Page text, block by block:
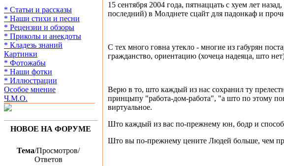
* Статьи и рассказы
* Наши стихи и песни
* Рецензии и обзоры
* Приколы и анекдоты
* Кладезь знаний
Картинки
* Фотожабы
* Наши фотки
* Иллюстрации
Особое мнение
Ч.М.О.
НОВОЕ НА ФОРУМЕ
Тема/Просмотров/
Ответов
15 сентября 2004 года, пятнаццать с хуем лет
последний) в Молднете сцайт для падонкаф и
С тех много говна утекло - многие из габурян
гражданство, ориентацию (хочеца надеяца, што
Верю в то, што каждый из нас сохранил ту
принцыпу "работа-дом-работа", "а што по этому
виртуальное.
Што каждый из вас по-прежнему юн, бодр и
Што вы по-прежнему цените Людей больше, чем